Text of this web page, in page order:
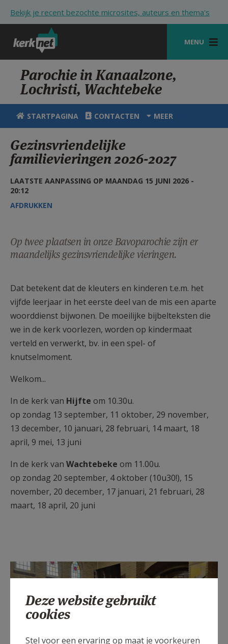
Bekijk je recent bezochte microsites, auteurs en thema's
MENU
STARTPAGINA
KERK
VIERINGEN
ZOEKEN
HULP
AANMELDEN OF REGISTREREN
Parochie in Kanaalzone,
Lochristi, Wachtebeke
STARTPAGINA CONTACTEN MEER
Gezinsvriendelijke
familievieringen 2026-2027
LAATSTE AANPASSING OP MAANDAG 15 JUNI 2026 -
20:12
AFDRUKKEN
Op twee plaatsen in onze Bavoparochie zijn er
maandelijks gezinsvriendelijke vieringen.
Dat betekent dat de kleuters en kinderen t.e.m. het
vijfde leerjaar in het eerste deel van de mis een aparte
woorddienst bijwonen. De moeilijke bijbelteksten die
we in de kerk voorlezen, worden op kindermaat
verteld en verwerkt, bv. in een spel- of
knutselmoment.
Welkom...
In de kerk van Hijfte om 10.30u.
op zondag 13 september, 11 oktober, 29 november,
13 december, 10 januari, 28 februari, 14 maart, 18
april, 9 mei, 13 juni
In de kerk van Wachtebeke om 11.00u.
op zondag 20 september, 4 oktober (10u30!), 15
november, 20 december, 17 januari, 21 februari, 28
maart, 18 april, 20 juni
Deze website gebruikt
cookies
Stel voor een ervaring op maat je voorkeuren